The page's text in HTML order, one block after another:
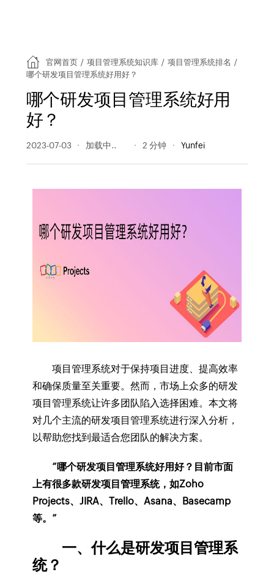
官网首页 / 项目管理系统知识库 / 项目管理系统排名 /
哪个研发项目管理系统好用好？
哪个研发项目管理系统好用
好？
2023-07-03 169 阅读量 2 分钟 Yunfei
项目管理系统对于保持项目进度、提高效率
和确保质量至关重要。然而，市场上众多的研发
项目管理系统让许多团队陷入选择困难。本文将
对几个主流的研发项目管理系统进行深入分析，
以帮助您找到最适合您团队的解决方案。
“哪个研发项目管理系统好用好？目前市面
上有很多款研发项目管理系统，如Zoho
Projects、JIRA、Trello、Asana、Basecamp
等。”
一、什么是研发项目管理系
统？